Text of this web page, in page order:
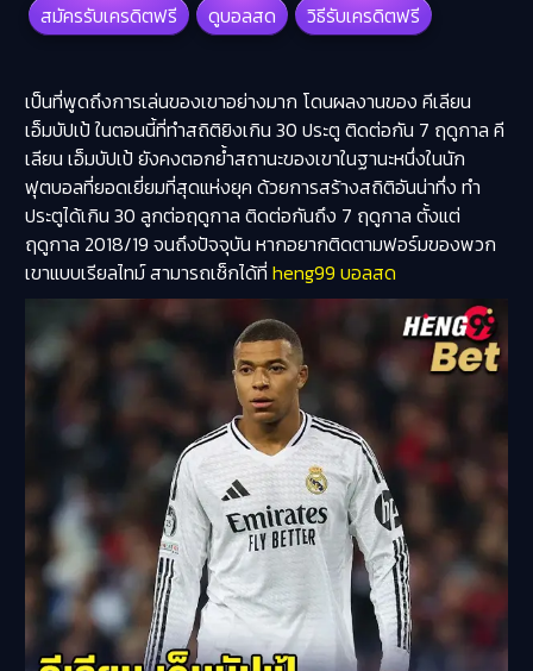
สมัครรับเครดิตฟรี ดูบอลสด วิธีรับเครดิตฟรี
เป็นที่พูดถึงการเล่นของเขาอย่างมาก โดนผลงานของ คีเลียน
เอ็มบัปเป้ ในตอนนี้ที่ทำสถิติยิงเกิน 30 ประตู ติดต่อกัน 7 ฤดูกาล คี
เลียน เอ็มบัปเป้ ยังคงตอกย้ำสถานะของเขาในฐานะหนึ่งในนัก
ฟุตบอลที่ยอดเยี่ยมที่สุดแห่งยุค ด้วยการสร้างสถิติอันน่าทึ่ง ทำ
ประตูได้เกิน 30 ลูกต่อฤดูกาล ติดต่อกันถึง 7 ฤดูกาล ตั้งแต่
ฤดูกาล 2018/19 จนถึงปัจจุบัน หากอยากติดตามฟอร์มของพวก
เขาแบบเรียลไทม์ สามารถเช็กได้ที่ heng99 บอลสด